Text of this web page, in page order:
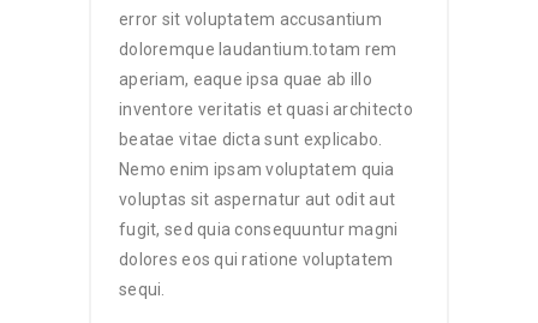
error sit voluptatem accusantium
doloremque laudantium.totam rem
aperiam, eaque ipsa quae ab illo
inventore veritatis et quasi architecto
beatae vitae dicta sunt explicabo.
Nemo enim ipsam voluptatem quia
voluptas sit aspernatur aut odit aut
fugit, sed quia consequuntur magni
dolores eos qui ratione voluptatem
sequi.